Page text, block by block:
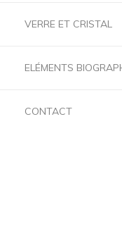
VERRE ET CRISTAL
ELÉMENTS
CONTACT